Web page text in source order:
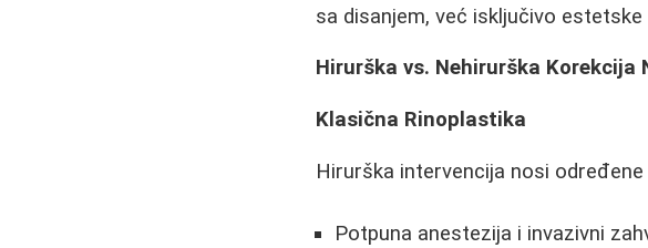
sa disanjem, već isključivo estetske
Hirurška vs. Nehirurška Korekcija
Klasična Rinoplastika
Hirurška intervencija nosi
Potpuna anestezija i invazivni